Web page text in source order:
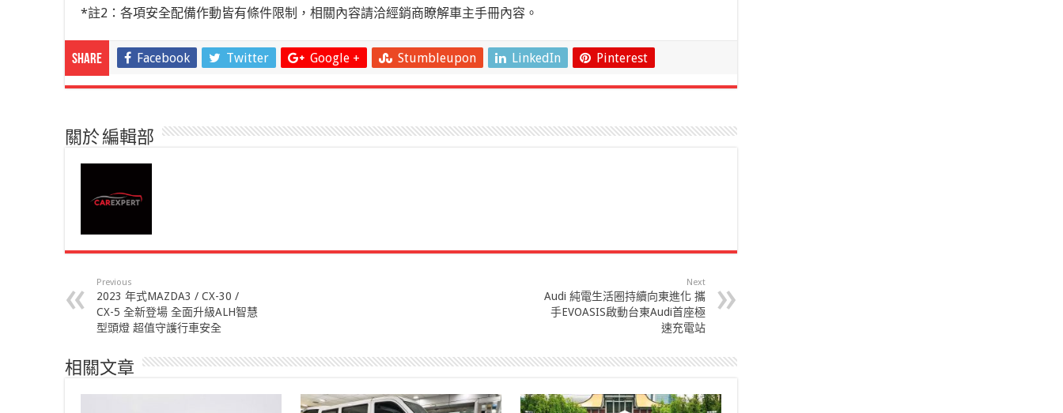
*註2：各項安全配備作動皆有條件限制，相關內容請洽經銷商瞭解車主手冊內容。
Share Facebook Twitter Google + Stumbleupon LinkedIn Pinterest
關於 編輯部
Previous
2023 年式MAZDA3 / CX-30 /
CX-5 全新登場 全面升級ALH智慧
型頭燈 超值守護行車安全
Next
Audi 純電生活圈持續向東進化 攜
手EVOASIS啟動台東Audi首座極
速充電站
相關文章